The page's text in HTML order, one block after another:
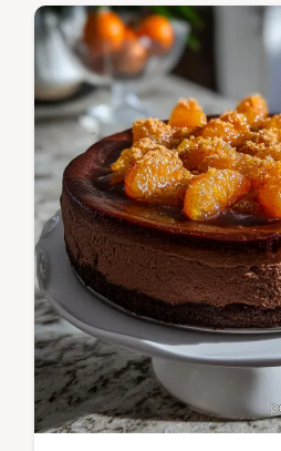
Découvrez notre
Chocolate Orange
un dessert riche et
chocolat-orange parfaite !